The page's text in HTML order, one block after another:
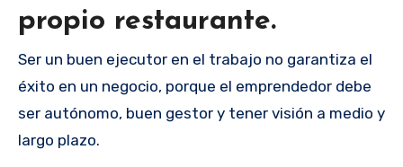
propio restaurante.
Ser un buen ejecutor en el trabajo no garantiza el
éxito en un negocio, porque el emprendedor debe
ser autónomo, buen gestor y tener visión a medio y
largo plazo.